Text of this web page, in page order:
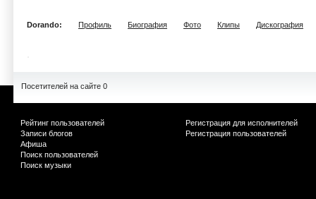
Dorando: Профиль Биография Фото Клипы Дискография
Посетителей на сайте 0
Рейтинг пользователей
Записи блогов
Афиша
Поиск пользователей
Поиск музыки
Регистрация для исполнителей
Регистрация пользователей